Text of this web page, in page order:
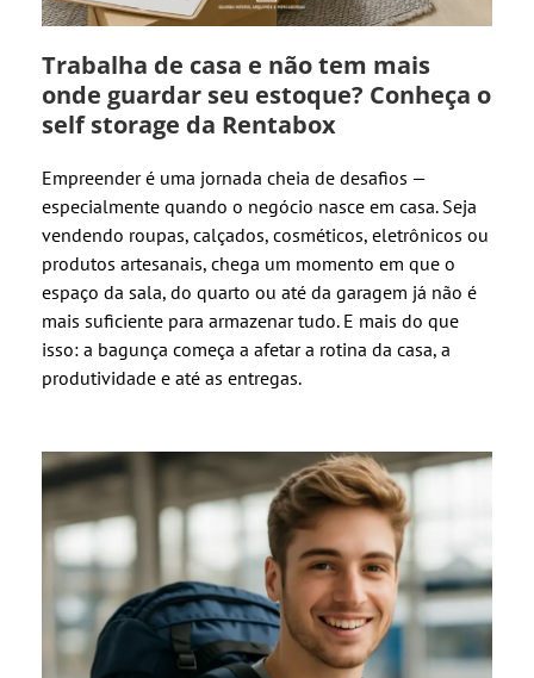
Trabalha de casa e não tem mais
onde guardar seu estoque? Conheça o
self storage da Rentabox
Empreender é uma jornada cheia de desafios —
especialmente quando o negócio nasce em casa. Seja
vendendo roupas, calçados, cosméticos, eletrônicos ou
produtos artesanais, chega um momento em que o
espaço da sala, do quarto ou até da garagem já não é
mais suficiente para armazenar tudo. E mais do que
isso: a bagunça começa a afetar a rotina da casa, a
produtividade e até as entregas.